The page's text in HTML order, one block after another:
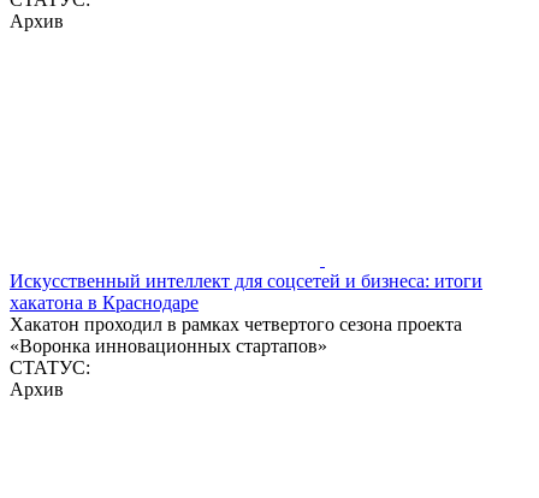
Архив
Искусственный интеллект для соцсетей и бизнеса: итоги
хакатона в Краснодаре
Хакатон проходил в рамках четвертого сезона проекта
«Воронка инновационных стартапов»
СТАТУС:
Архив